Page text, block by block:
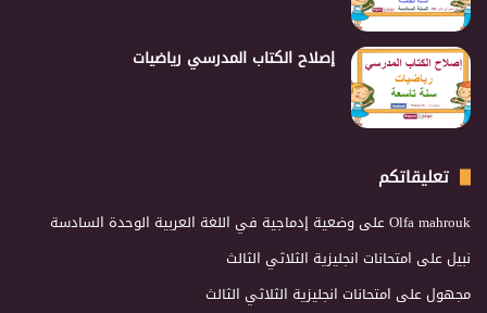
إصلاح الكتاب المدرسي رياضيات
تعليقاتكم
Olfa mahroukعلى وضعية إدماجية في اللغة العربية الوحدة السادسة
نبيلعلى امتحانات انجليزية الثلاثي الثالث
مجهولعلى امتحانات انجليزية الثلاثي الثالث